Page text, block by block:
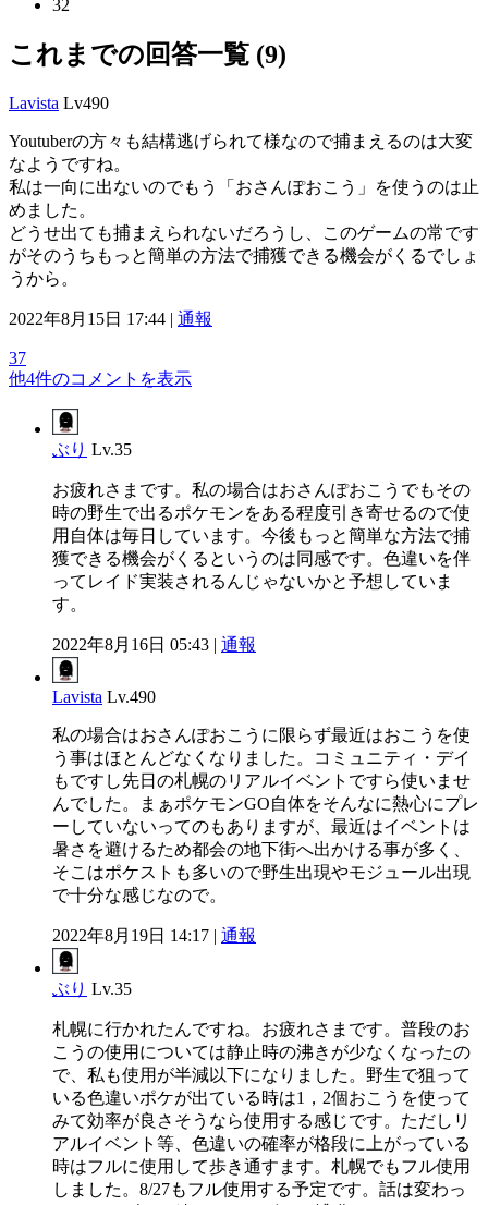
32
これまでの回答一覧 (9)
Lavista Lv490
Youtuberの方々も結構逃げられて様なので捕まえるのは大変
なようですね。
私は一向に出ないのでもう「おさんぽおこう」を使うのは止
めました。
どうせ出ても捕まえられないだろうし、このゲームの常です
がそのうちもっと簡単の方法で捕獲できる機会がくるでしょ
うから。
2022年8月15日 17:44 | 通報
37
他4件のコメントを表示
ぶり Lv.35
お疲れさまです。私の場合はおさんぽおこうでもその
時の野生で出るポケモンをある程度引き寄せるので使
用自体は毎日しています。今後もっと簡単な方法で捕
獲できる機会がくるというのは同感です。色違いを伴
ってレイド実装されるんじゃないかと予想していま
す。
2022年8月16日 05:43 | 通報
Lavista Lv.490
私の場合はおさんぽおこうに限らず最近はおこうを使
う事はほとんどなくなりました。コミュニティ・デイ
もですし先日の札幌のリアルイベントですら使いませ
んでした。まぁポケモンGO自体をそんなに熱心にプレ
ーしていないってのもありますが、最近はイベントは
暑さを避けるため都会の地下街へ出かける事が多く、
そこはポケストも多いので野生出現やモジュール出現
で十分な感じなので。
2022年8月19日 14:17 | 通報
ぶり Lv.35
札幌に行かれたんですね。お疲れさまです。普段のお
こうの使用については静止時の沸きが少なくなったの
で、私も使用が半減以下になりました。野生で狙って
いる色違いポケが出ている時は1，2個おこうを使って
みて効率が良さそうなら使用する感じです。ただしリ
アルイベント等、色違いの確率が格段に上がっている
時はフルに使用して歩き通すます。札幌でもフル使用
しました。8/27もフル使用する予定です。話は変わっ